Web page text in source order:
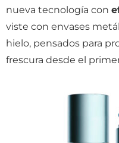
nueva tecnología con
viste con envases
hielo, pensados para
frescura desde el